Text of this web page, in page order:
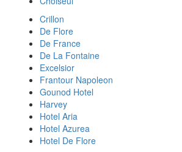
Crillon
De Flore
De France
De La Fontaine
Excelsior
Frantour Napoleon
Gounod Hotel
Harvey
Hotel Aria
Hotel Azurea
Hotel De Flore